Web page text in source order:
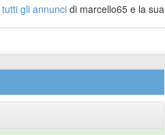
tutti gli annunci di marcello65 e la sua